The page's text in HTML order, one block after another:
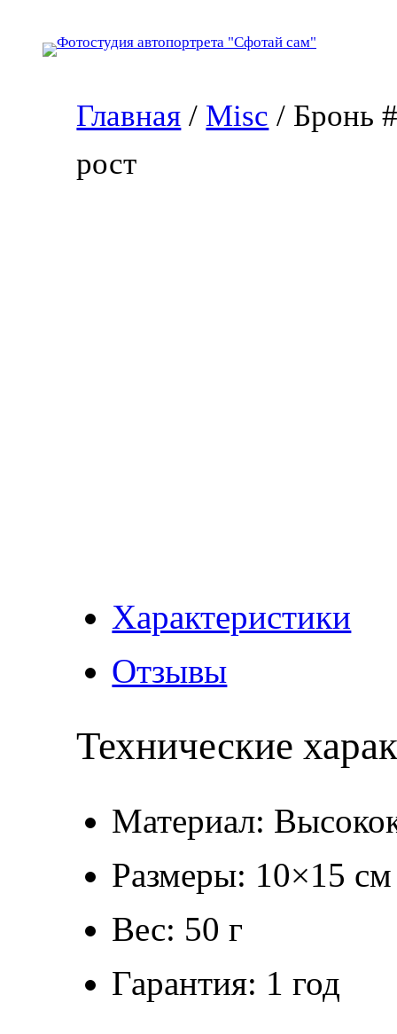
Главная / Misc / Бронь
рост
Характеристики
Отзывы
Технические
Материал:
Размеры: 10×15 см
Вес: 50 г
Гарантия: 1 год